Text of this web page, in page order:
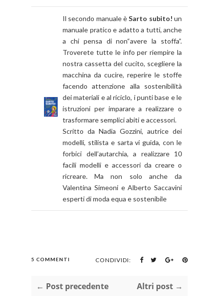
Il secondo manuale èSarto subito! un
manuale pratico e adatto a tutti, anche
a chi pensa di non“avere la stoffa”.
Troverete tutte le info per riempire la
nostra cassetta del cucito, scegliere la
macchina da cucire, reperire le stoffe
facendo attenzione alla sostenibilità
dei materiali e al riciclo, i punti base e le
istruzioni per imparare a realizzare o
trasformare semplici abiti e accessori.
Scritto da Nadia Gozzini, autrice dei
modelli, stilista e sarta vi guida, con le
forbici dell’autarchia, a realizzare 10
facili modelli e accessori da creare o
ricreare. Ma non solo anche da
Valentina Simeoni e Alberto Saccavini
esperti di moda equa e sostenibile
5 COMMENTI CONDIVIDI:
← Post precedente Altri post →